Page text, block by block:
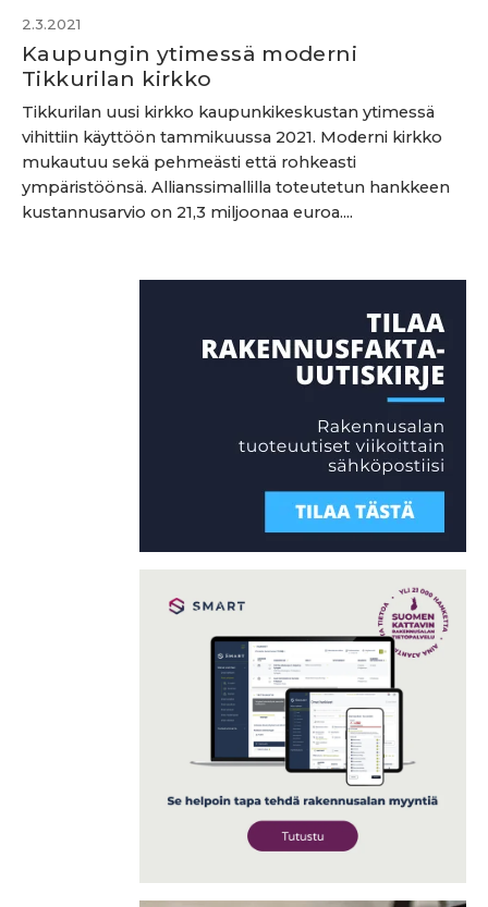
2.3.2021
Kaupungin ytimessä moderni
Tikkurilan kirkko
Tikkurilan uusi kirkko kaupunkikeskustan ytimessä
vihittiin käyttöön tammikuussa 2021. Moderni kirkko
mukautuu sekä pehmeästi että rohkeasti
ympäristöönsä. Allianssimallilla toteutetun hankkeen
kustannusarvio on 21,3 miljoonaa euroa....